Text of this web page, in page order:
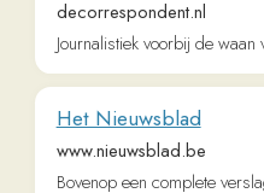
thedutchonlineacademy.com
We maken leren Nederlands
Een Beetje Nederlands
www.eenbeetjenederlands.nl